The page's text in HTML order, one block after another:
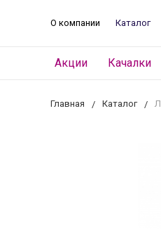
О компании Каталог
Акции Качалки
Главная Каталог